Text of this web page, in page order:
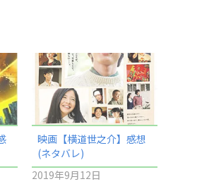
映画【横道世之介】感想
(ネタバレ)
2019年9月12日